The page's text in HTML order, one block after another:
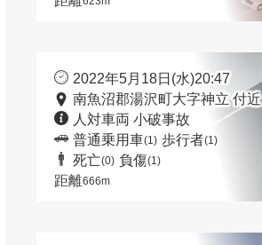
2022年5月18日(水)20:47
南魚沼郡湯沢町大字神立 付近
人対車両 小破事故
普通乗用車(1) 歩行者(1)
死亡(0) 負傷(1)
距離666m